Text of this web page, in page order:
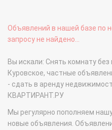
Объявлений в нашей базе по
запросу не найдено...
Вы искали: Снять комнату
Куровское, частные
- сдать в аренду
КВАРТИРАНТ.РУ
Мы регулярно пополняем
новые объявления.